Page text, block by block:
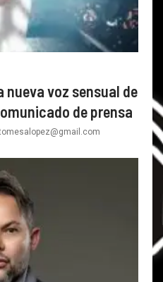
nueva voz sensual de
de prensa